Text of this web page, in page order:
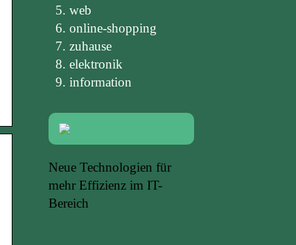
web
online-shopping
zuhause
elektronik
information
Neue Technologien für
mehr Effizienz im IT-
Bereich